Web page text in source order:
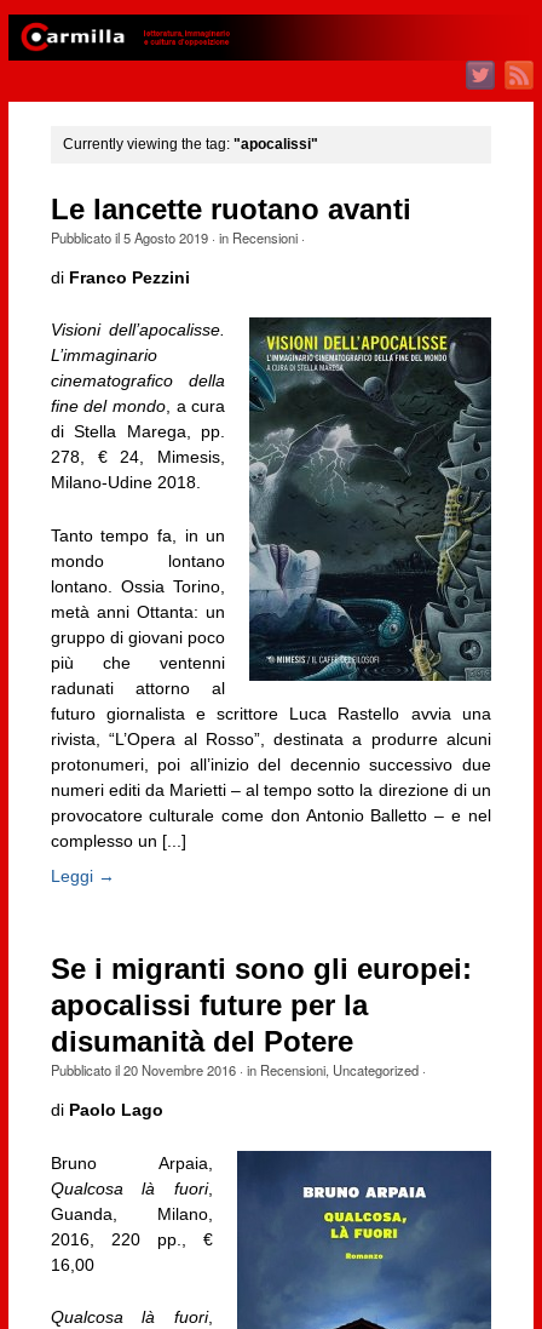
Currently viewing the tag: "apocalissi"
Le lancette ruotano avanti
Pubblicato il5 Agosto 2019· in Recensioni·
di Franco Pezzini
Visioni dell’apocalisse.
L’immaginario
cinematografico della
fine del mondo, a cura
di Stella Marega, pp.
278, € 24, Mimesis,
Milano-Udine 2018.
Tanto tempo fa, in un
mondo lontano
lontano. Ossia Torino,
metà anni Ottanta: un
gruppo di giovani poco
più che ventenni
radunati attorno al
futuro giornalista e scrittore Luca Rastello avvia una
rivista, “L’Opera al Rosso”, destinata a produrre alcuni
protonumeri, poi all’inizio del decennio successivo due
numeri editi da Marietti – al tempo sotto la direzione di un
provocatore culturale come don Antonio Balletto – e nel
complesso un [...]
Leggi →
Se i migranti sono gli europei:
apocalissi future per la
disumanità del Potere
Pubblicato il20 Novembre 2016· in Recensioni, Uncategorized·
di Paolo Lago
Bruno Arpaia,
Qualcosa là fuori,
Guanda, Milano,
2016, 220 pp., €
16,00
Qualcosa là fuori,